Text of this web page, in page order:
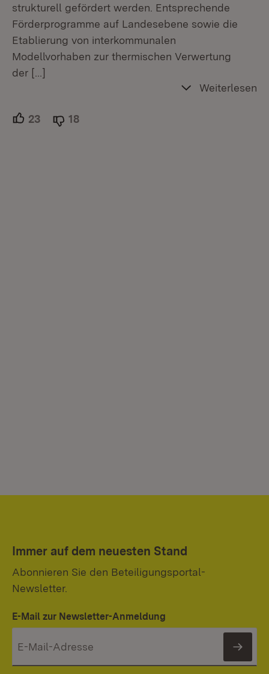
strukturell gefördert werden. Entsprechende
Förderprogramme auf Landesebene sowie die
Etablierung von interkommunalen
Modellvorhaben zur thermischen Verwertung
der […]
Weiterlesen
23 Unterstützer.
18
Immer auf dem neuesten Stand
Abonnieren Sie den Beteiligungsportal-
Newsletter.
E-Mail zur Newsletter-Anmeldung